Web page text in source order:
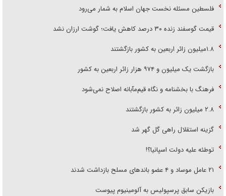
فلسطین مسئله نخست جهان اسلام به شمار می‌رود
قیمت گوسفند زنده ۳۰ درصد کاهش یافت؛ گوشت ارزان نشد
۱.۸میلیون زائر اربعین به کشور بازگشتند
بازگشت یک میلیون و ۹۷۴ هزار زائر اربعین به کشور
فرهنگ با بخشنامه و نگاه قیم‌مآبانه اصلاح نمی‌شود
۲.۸ میلیون زائر به کشور بازگشتند
گزینه استقلال راهی گل گهر شد
توطئه علیه دولت اسپانیا؟!
۲۱ عامل موساد و ۴ عضو باند‌های مسلح بازداشت شدند
بازیکن سابق پرسپولیس به آلومینیوم پیوست